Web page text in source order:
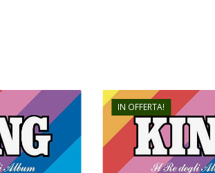
IN OFFERTA!
€ 36,00
€14,40